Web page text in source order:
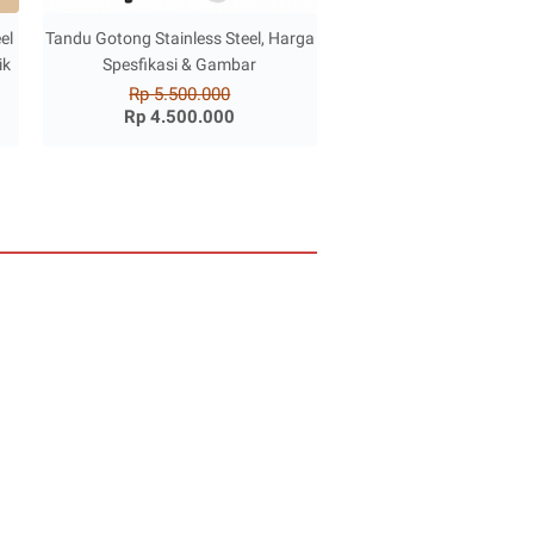
Tandu Gotong Stainless Steel, Harga
Spesfikasi & Gambar
Rp 5.500.000
Rp 4.500.000